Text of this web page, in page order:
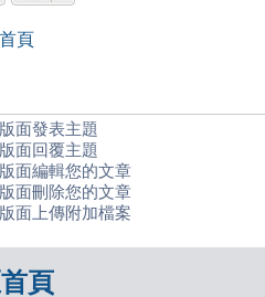
頁
面發表主題
面回覆主題
面編輯您的文章
面刪除您的文章
面上傳附加檔案
頁